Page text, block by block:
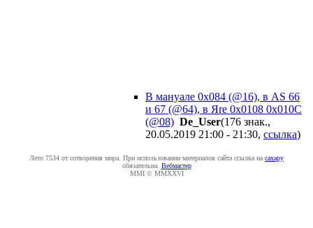
В мануале 0x084 (@16), в AS 66
и 67 (@64), в Яrе 0x0108 0x010C
(@08) De_User(176 знак.,
20.05.2019 21:00 - 21:30, ссылка)
Лето 7534 от сотворения мира. При использовании материалов сайта ссылка на caxapу
обязательна. Вебмастер
MMI © MMXXVI